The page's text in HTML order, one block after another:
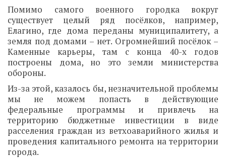
Помимо самого военного городка вокруг
существует целый ряд посёлков, например,
Елагино, где дома переданы муниципалитету, а
земля под домами – нет. Огромнейший посёлок –
Каменные карьеры, там с конца 40-х годов
построены дома, но это земли министерства
обороны.
Из-за этой, казалось бы, незначительной проблемы
мы не можем попасть в действующие
федеральные программы и привлечь на
территорию бюджетные инвестиции в виде
расселения граждан из ветхоаварийного жилья и
проведения капитального ремонта на территории
города.